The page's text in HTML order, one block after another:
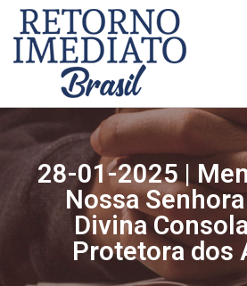
28-01-2025 |
Nossa
Divina
Protetora dos